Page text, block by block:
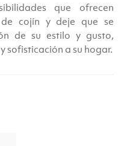
que ofrecen
de cojín y deje que se
de su estilo y gusto,
sofisticación a su hogar.